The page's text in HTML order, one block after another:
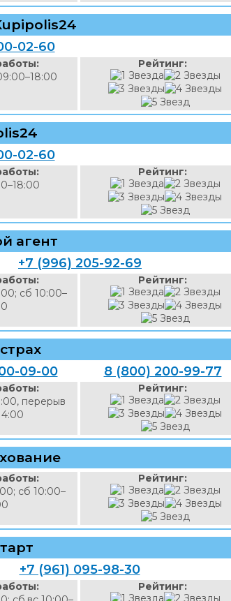
02-60
Рейтинг:
02-60
Рейтинг:
агент
+7 (996) 205-92-69
сб 10:00–
Рейтинг:
09-00 8 (800) 200-99-77
перерыв
Рейтинг:
сб 10:00–
Рейтинг:
+7 (961) 095-98-30
Рейтинг: